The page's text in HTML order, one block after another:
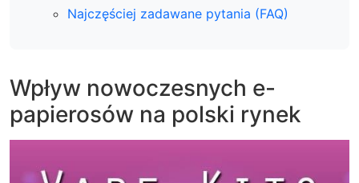
Najczęściej zadawane pytania (FAQ)
Wpływ nowoczesnych e-
papierosów na polski rynek